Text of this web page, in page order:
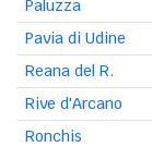
Paluzza
Pavia di Udine
Reana del R.
Rive d'Arcano
Ronchis